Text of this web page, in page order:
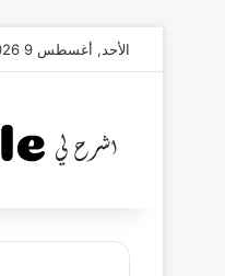
الأحد, أغسطس 9 2026